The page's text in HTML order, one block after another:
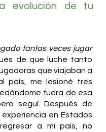
evolución de tu
tantas veces jugar
de que luché tanto
que viajaban a
país, me lesioné tres
fuera de esa
seguí. Después de
en Estados
a mi país, no